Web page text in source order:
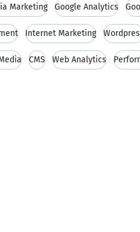
Marketing Google Analytics
Internet Marketing
CMS Web Analytics